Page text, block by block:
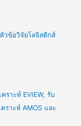
วข้อวิจัยโลจิสติกส์
ราะห์ EVIEW, รับ
ราะห์ AMOS และ